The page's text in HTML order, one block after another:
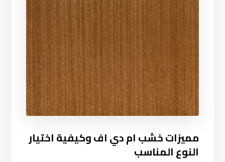
مميزات خشب ام دي اف وكيفية اختيار
النوع المناسب